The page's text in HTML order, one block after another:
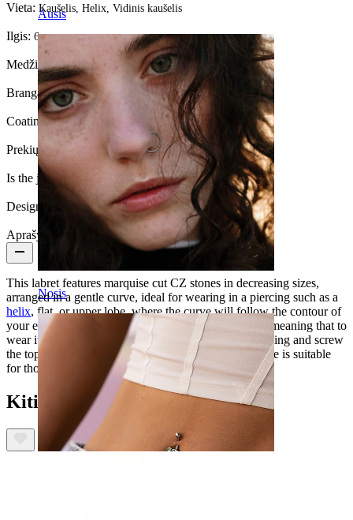
Ausis
Nosis
Vieta: Kaušelis, Helix, Vidinis kaušelis
Ilgis: 6 mm
Medžiaga:Titanas
Brangakmenio spalva: Skaidri
Coating type: PVD padengimas
Prekių kiekis:
Is the jewelry coated?: Yes, the whole jewelry
Design Height:10 mm
Aprašymas
This labret features marquise cut CZ stones in decreasing sizes,
arranged in a gentle curve, ideal for wearing in a piercing such as a
helix, flat, or upper lobe, where the curve will follow the contour of
your ear. This piece is closed with an internal thread, meaning that to
wear it, you insert the smooth stem through your piercing and screw
the top on to secure it. Crafted from titanium, this piece is suitable
for those with sensitive skin.
Kiti taip pat įsigijo